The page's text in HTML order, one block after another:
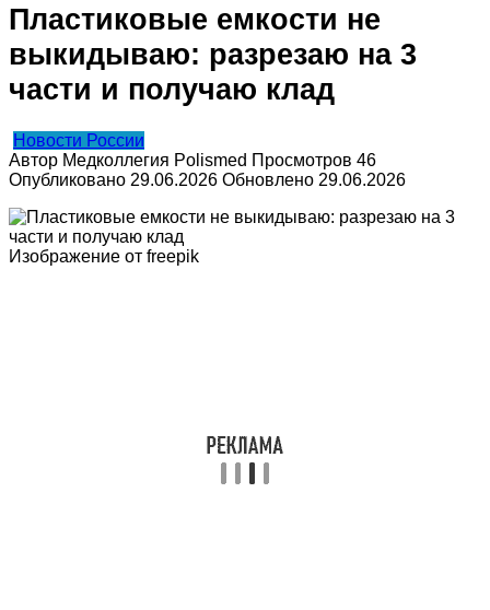
Пластиковые емкости не
выкидываю: разрезаю на 3
части и получаю клад
Новости России
Автор Медколлегия Polismed Просмотров 46
Опубликовано 29.06.2026 Обновлено 29.06.2026
Изображение от freepik